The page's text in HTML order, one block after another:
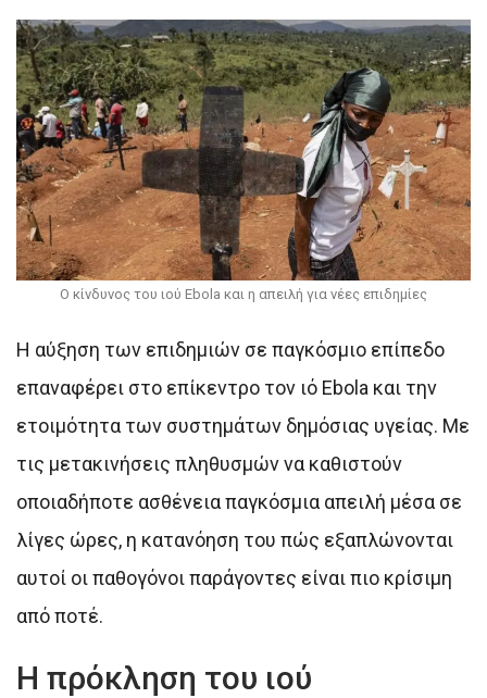
Ο κίνδυνος του ιού Ebola και η απειλή για νέες επιδημίες
Η αύξηση των επιδημιών σε παγκόσμιο επίπεδο
επαναφέρει στο επίκεντρο τον ιό Ebola και την
ετοιμότητα των συστημάτων δημόσιας υγείας. Με
τις μετακινήσεις πληθυσμών να καθιστούν
οποιαδήποτε ασθένεια παγκόσμια απειλή μέσα σε
λίγες ώρες, η κατανόηση του πώς εξαπλώνονται
αυτοί οι παθογόνοι παράγοντες είναι πιο κρίσιμη
από ποτέ.
Η πρόκληση του ιού